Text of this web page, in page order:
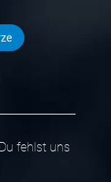
Du fehlst uns